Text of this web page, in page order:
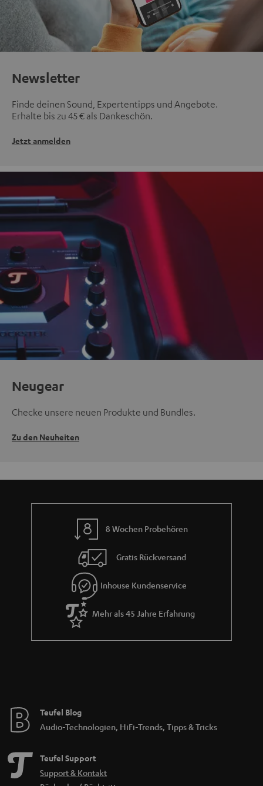
Newsletter
Finde deinen Sound, Expertentipps und Angebote.
Erhalte bis zu 45 € als Dankeschön.
Jetzt anmelden
Neugear
Checke unsere neuen Produkte und Bundles.
Zu den Neuheiten
8 Wochen Probehören
Gratis Rückversand
Inhouse Kundenservice
Mehr als 45 Jahre Erfahrung
Teufel Blog
Audio-Technologien, HiFi-Trends, Tipps & Tricks
Teufel Support
Support & Kontakt